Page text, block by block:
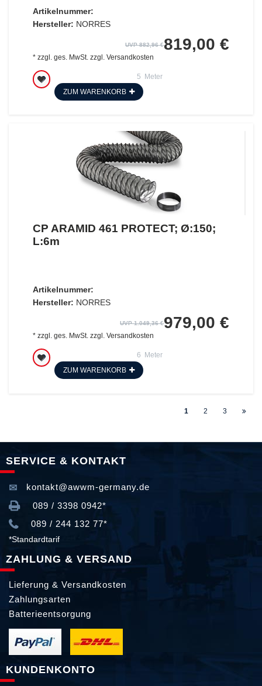
Artikelnummer:
Hersteller: NORRES
UVP 882,96 €819,00 €
* zzgl. ges. MwSt. zzgl. Versandkosten
5 Meter
ZUM WARENKORB
CP ARAMID 461 PROTECT; Ø:150;
L:6m
Artikelnummer:
Hersteller: NORRES
UVP 1.049,36 €979,00 €
* zzgl. ges. MwSt.zzgl. Versandkosten
6
Meter
ZUM WARENKORB
1 2 3
SERVICE & KONTAKT
kontakt@awwm-germany.de
089 / 3398 0942*
089 / 244 132 77*
*Standardtarif
ZAHLUNG & VERSAND
Lieferung & Versandkosten
Zahlungsarten
Batterieentsorgung
KUNDENKONTO